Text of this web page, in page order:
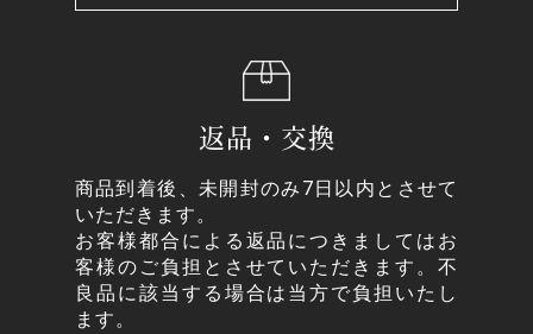
返品・交換
商品到着後、未開封のみ7日以内とさせて
いただきます。
お客様都合による返品につきましてはお
客様のご負担とさせていただきます。不
良品に該当する場合は当方で負担いたし
ます。